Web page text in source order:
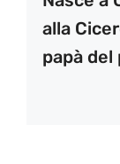
alla
papà